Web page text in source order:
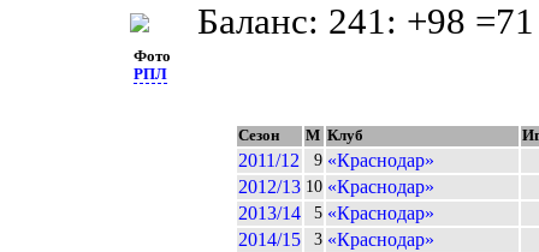
Фото
РПЛ
Баланс: 241: +98
Сезон М Клуб
2011/12 9 «Краснодар»
2012/13 10 «Краснодар»
2013/14
5 «Краснодар»
2014/15
3 «Краснодар»